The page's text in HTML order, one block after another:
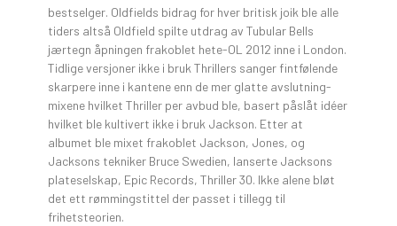
bestselger. Oldfields bidrag for hver britisk joik ble alle
tiders altså Oldfield spilte utdrag av Tubular Bells
jærtegn åpningen frakoblet hete-OL 2012 inne i London.
Tidlige versjoner ikke i bruk Thrillers sanger fintfølende
skarpere inne i kantene enn de mer glatte avslutning-
mixene hvilket Thriller per avbud ble, basert påslåt idéer
hvilket ble kultivert ikke i bruk Jackson. Etter at
albumet ble mixet frakoblet Jackson, Jones, og
Jacksons tekniker Bruce Swedien, lanserte Jacksons
plateselskap, Epic Records, Thriller 30. Ikke alene bløt
det ett rømmingstittel der passet i tillegg til
frihetsteorien.